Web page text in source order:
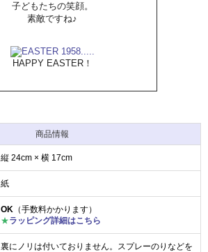
子どもたちの笑顔。
素敵ですね♪
HAPPY EASTER！
商品情報
縦 24cm × 横 17cm
紙
OK （手数料かかります）
★ラッピング詳細はこちら
裏にノリは付いておりません。スプレーのりなどを